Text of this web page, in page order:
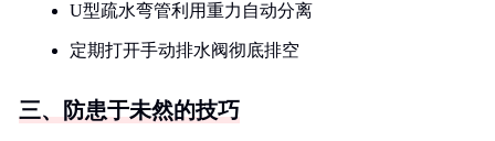
U型疏水弯管利用重力自动分离
定期打开手动排水阀彻底排空
三、防患于未然的技巧